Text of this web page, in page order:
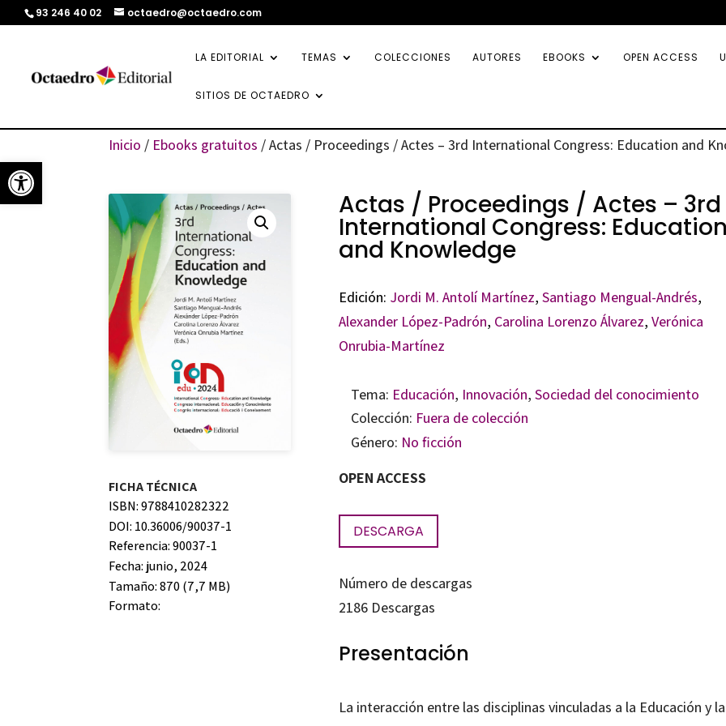
Abrir barra de herramientas
93 246 40 02 octaedro@octaedro.com
LA EDITORIAL TEMAS COLECCIONES AUTORES EBOOKS OPEN ACCESS
SITIOS DE OCTAEDRO
Inicio / Ebooks gratuitos / Actas / Proceedings / Actes – 3rd International Congress: Education and
FICHA TÉCNICA
ISBN: 9788410282322
DOI: 10.36006/90037-1
Referencia: 90037-1
Fecha: junio, 2024
Tamaño: 870 (7,7 MB)
Formato:
Actas / Proceedings / Actes – 3rd
International Congress:
and Knowledge
Edición: Jordi M. Antolí Martínez, Santiago Mengual-Andrés,
Alexander López-Padrón, Carolina Lorenzo Álvarez, Verónica
Onrubia-Martínez
Tema: Educación, Innovación, Sociedad del conocimiento
Colección: Fuera de colección
Género: No ficción
OPEN ACCESS
DESCARGA
Número de descargas
2186Descargas
Presentación
La interacción entre las disciplinas vinculadas a la Educación y